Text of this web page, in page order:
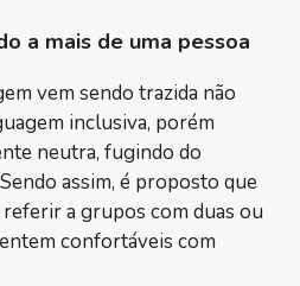
a mais de uma pessoa
vem sendo trazida não
inclusiva, porém
neutra, fugindo do
assim, é proposto que
referir a grupos com duas ou
confortáveis com